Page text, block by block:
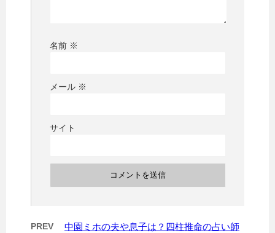
名前 ※
メール ※
サイト
PREV
中園ミホの夫や息子は？四柱推命の占い師